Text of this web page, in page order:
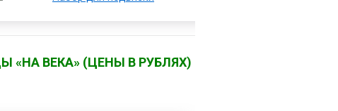
ВЕКА» (ЦЕНЫ В РУБЛЯХ)